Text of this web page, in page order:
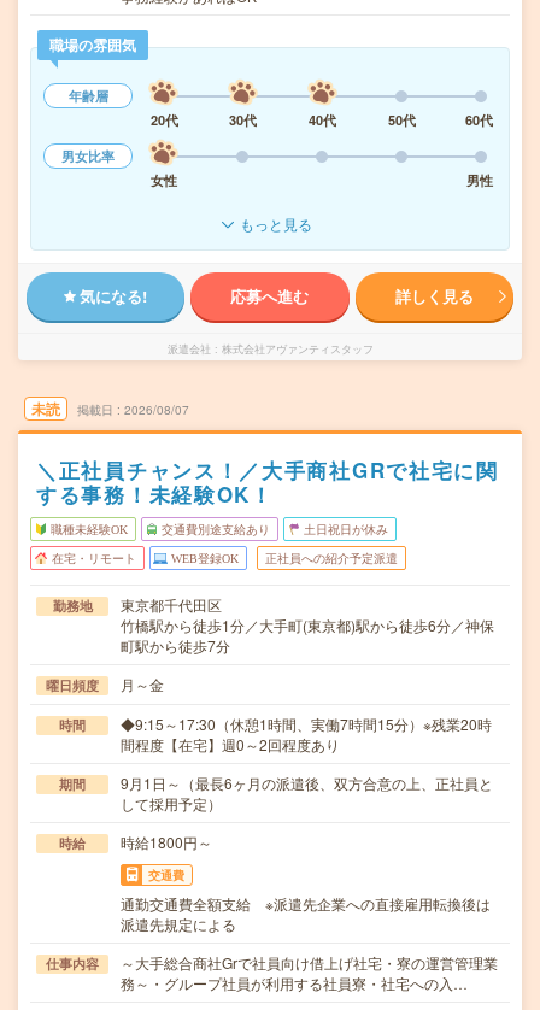
職場の雰囲気
年齢層
20代
30代 40代 50代
60代
男女比率
女性
男性
もっと見る
気になる! 応募へ進む 詳しく見る
派遣会社 株式会社アヴァンティスタッフ
未読 掲載日 2026/08/07
＼正社員チャンス！／大手商社GRで社宅に関
する事務！未経験OK！
職種未経験OK 交通費別途支給あり 土日祝日が休み
在宅・リモート WEB登録OK 正社員への紹介予定派遣
勤務地
東京都千代田区
竹橋駅から徒歩1分／大手町(東京都)駅から徒歩6分／神保
町駅から徒歩7分
曜日頻度 月～金
時間
◆9:15～17:30（休憩1時間、実働7時間15分）※残業20時
間程度【在宅】週0～2回程度あり
期間
9月1日～（最長6ヶ月の派遣後、双方合意の上、正社員と
して採用予定）
時給 時給1800円～
交通費
通勤交通費全額支給 ※派遣先企業への直接雇用転換後は
派遣先規定による
仕事内容
～大手総合商社Grで社員向け借上げ社宅・寮の運営管理業
務～・グループ社員が利用する社員寮・社宅への入…